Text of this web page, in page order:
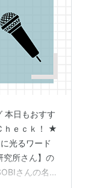
本日もおすす
ｈｅｃｋ！ ★
光るワード
究所さん】の
さんの名曲